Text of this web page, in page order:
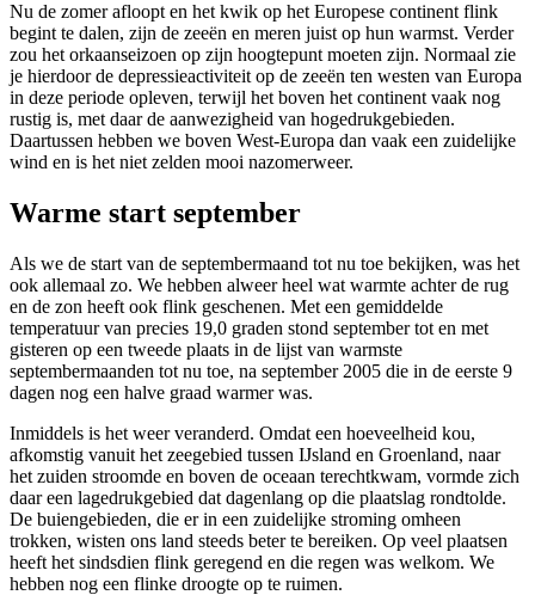
Nu de zomer afloopt en het kwik op het Europese continent flink
begint te dalen, zijn de zeeën en meren juist op hun warmst. Verder
zou het orkaanseizoen op zijn hoogtepunt moeten zijn. Normaal zie
je hierdoor de depressieactiviteit op de zeeën ten westen van Europa
in deze periode opleven, terwijl het boven het continent vaak nog
rustig is, met daar de aanwezigheid van hogedrukgebieden.
Daartussen hebben we boven West-Europa dan vaak een zuidelijke
wind en is het niet zelden mooi nazomerweer.
Warme start september
Als we de start van de septembermaand tot nu toe bekijken, was het
ook allemaal zo. We hebben alweer heel wat warmte achter de rug
en de zon heeft ook flink geschenen. Met een gemiddelde
temperatuur van precies 19,0 graden stond september tot en met
gisteren op een tweede plaats in de lijst van warmste
septembermaanden tot nu toe, na september 2005 die in de eerste 9
dagen nog een halve graad warmer was.
Inmiddels is het weer veranderd. Omdat een hoeveelheid kou,
afkomstig vanuit het zeegebied tussen IJsland en Groenland, naar
het zuiden stroomde en boven de oceaan terechtkwam, vormde zich
daar een lagedrukgebied dat dagenlang op die plaatslag rondtolde.
De buiengebieden, die er in een zuidelijke stroming omheen
trokken, wisten ons land steeds beter te bereiken. Op veel plaatsen
heeft het sindsdien flink geregend en die regen was welkom. We
hebben nog een flinke droogte op te ruimen.